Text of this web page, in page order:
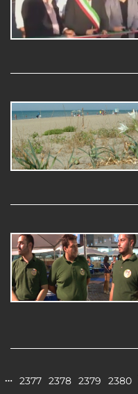
… 2377 2378 2379 2380